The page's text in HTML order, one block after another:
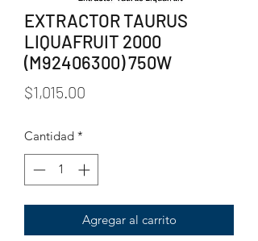
EXTRACTOR TAURUS
LIQUAFRUIT 2000
(M92406300) 750W
$1,015.00
Cantidad *
Agregar al carrito